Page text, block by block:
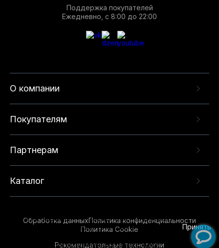
О компании
Покупателям
Партнерам
Каталог
Поддержка покупателей
Ежедневно, с 8:00 до 22:00
Обработка данныхПолитика конфиденциальности
Политика Cookie
Рекомендательные технологии
опыта на нашем сайте. Продолжая использовать
данный сайт, вы соглашаетесь с использованием
технологий. Для получения дополнительной
Принять